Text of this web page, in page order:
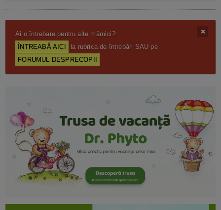
Ai o întrebare pentru alte mămici?
ÎNTREABĂ AICI
la rubrica de întrebări SAU pe
FORUMUL DESPRECOPII